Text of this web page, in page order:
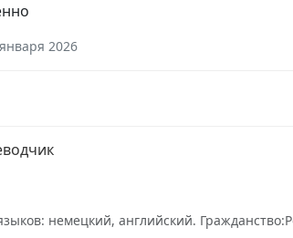
2026
немецкий, английский.